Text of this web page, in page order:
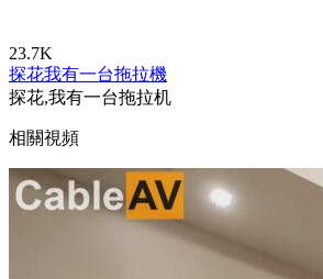
23.7K
探花我有一台拖拉機
探花,我有一台拖拉机
相關視頻